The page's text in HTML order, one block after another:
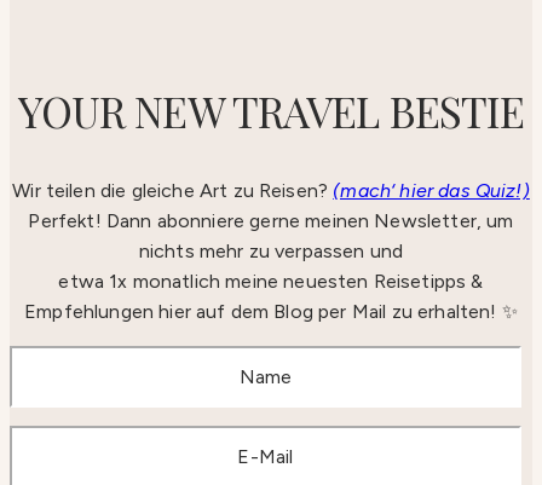
YOUR NEW TRAVEL BESTIE
Wir teilen die gleiche Art zu Reisen? (mach‘ hier das Quiz!)
Perfekt! Dann abonniere gerne meinen Newsletter, um
nichts mehr zu verpassen und
etwa 1x monatlich meine neuesten Reisetipps &
Empfehlungen hier auf dem Blog per Mail zu erhalten! ✨